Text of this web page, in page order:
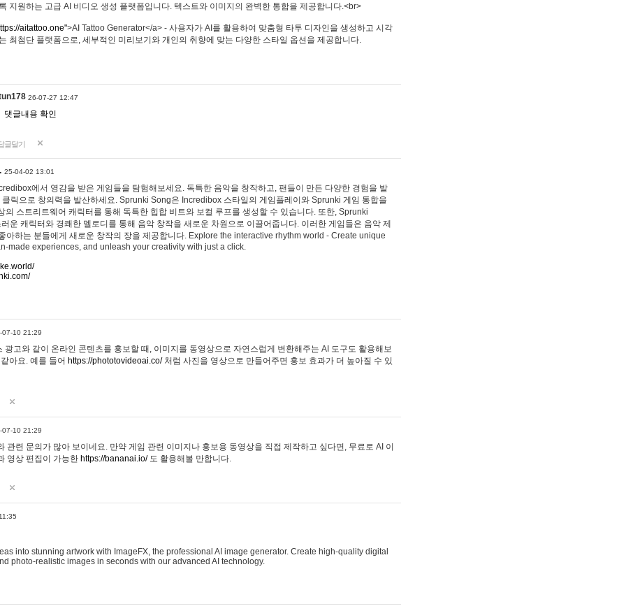
지원하는 고급 AI 비디오 생성 플랫폼입니다. 텍스트와 이미지의 완벽한 통합을 제공합니다.<br>
aitattoo.one">AI Tattoo Generator</a> - 사용자가 AI를 활용하여 맞춤형 타투 디자인을 생성하고 시각
최첨단 플랫폼으로, 세부적인 미리보기와 개인의 취향에 맞는 다양한 스타일 옵션을 제공합니다.
26-07-27 12:47
댓글내용 확인
글달기
25-04-02 13:01
에서 영감을 받은 게임들을 탐험해보세요. 독특한 음악을 창작하고, 팬들이 만든 다양한 경험을 발
클릭으로 창의력을 발산하세요. Sprunki Song은 Incredibox 스타일의 게임플레이와 Sprunki 게임 통합을
의 스트리트웨어 캐릭터를 통해 독특한 힙합 비트와 보컬 루프를 생성할 수 있습니다. 또한, Sprunki
운 캐릭터와 경쾌한 멜로디를 통해 음악 창작을 새로운 차원으로 이끌어줍니다. 이러한 게임들은 음악 제
아하는 분들에게 새로운 창작의 장을 제공합니다. Explore the interactive rhythm world - Create unique
made experiences, and unleash your creativity with just a click.
07-10 21:29
광고와 같이 온라인 콘텐츠를 홍보할 때, 이미지를 동영상으로 자연스럽게 변환해주는 AI 도구도 활용해보
아요. 예를 들어 https://phototovideoai.co/처럼 사진을 영상으로 만들어주면 홍보 효과가 더 높아질 수 있
07-10 21:29
관련 문의가 많아 보이네요. 만약 게임 관련 이미지나 홍보용 동영상을 직접 제작하고 싶다면, 무료로 AI 이
영상 편집이 가능한 https://bananai.io/도 활용해볼 만합니다.
into stunning artwork with ImageFX, the professional AI image generator. Create high-quality digital
photo-realistic images in seconds with our advanced AI technology.